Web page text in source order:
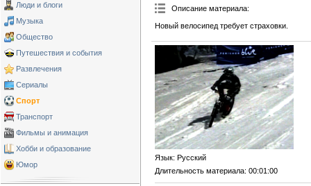
Люди и блоги
Музыка
Общество
Путешествия и события
Развлечения
Сериалы
Спорт
Транспорт
Фильмы и анимация
Хобби и образование
Юмор
Описание материала:
Новый велосипед требует страховки.
Язык: Русский
Длительность материала: 00:01:00